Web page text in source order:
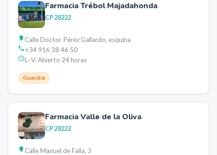
Farmacia Trébol Majadahonda
CP28222
Calle Doctor Pérez Gallardo, esquina
+34 916 38 46 50
L–V:Abierto 24 horas
Guardia
Farmacia Valle de la Oliva
CP28222
Calle Manuel de Falla, 3